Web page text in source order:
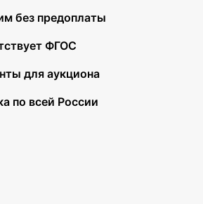
без предоплаты
ФГОС
для аукциона
по всей России